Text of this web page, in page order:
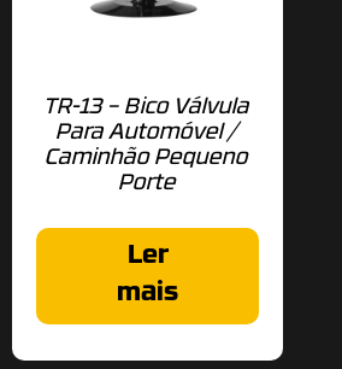
TR-13 – Bico Válvula
Para Automóvel /
Caminhão Pequeno
Porte
Ler
mais